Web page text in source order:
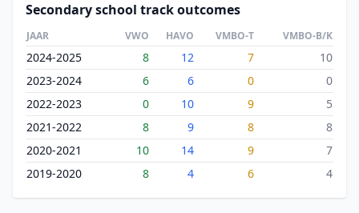
Secondary school track outcomes
JAAR VWO HAVO VMBO-T VMBO-B/K
2024-2025 8 12 7
10
2023-2024
6 6 0
0
2022-2023
0 10 9
5
2021-2022
8 9 8
8
2020-2021
10 14 9
7
2019-2020
8 4 6 4